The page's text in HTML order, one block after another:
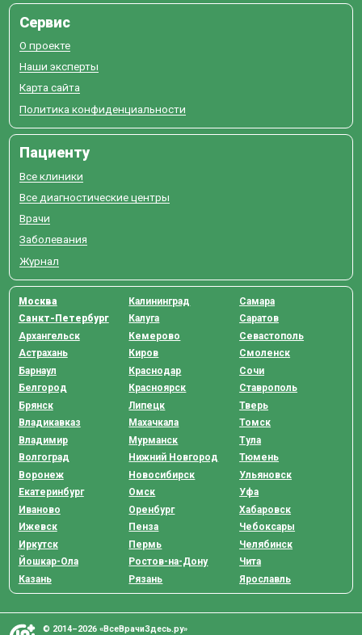
Сервис
О проекте
Наши эксперты
Карта сайта
Политика конфиденциальности
Пациенту
Все клиники
Все диагностические центры
Врачи
Заболевания
Журнал
Москва
Санкт-Петербург
Архангельск
Астрахань
Барнаул
Белгород
Брянск
Владикавказ
Владимир
Волгоград
Воронеж
Екатеринбург
Иваново
Ижевск
Иркутск
Йошкар-Ола
Казань
Калининград
Калуга
Кемерово
Киров
Краснодар
Красноярск
Липецк
Махачкала
Мурманск
Нижний Новгород
Новосибирск
Омск
Оренбург
Пенза
Пермь
Ростов-на-Дону
Рязань
Самара
Саратов
Севастополь
Смоленск
Сочи
Ставрополь
Тверь
Томск
Тула
Тюмень
Ульяновск
Уфа
Хабаровск
Чебоксары
Челябинск
Чита
Ярославль
© 2014–2026 «ВсеВрачиЗдесь.ру»